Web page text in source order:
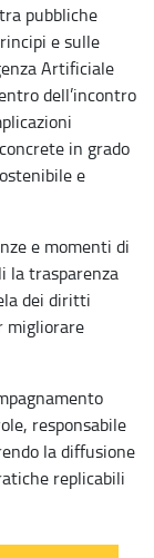
pubbliche
e sulle
Artificiale
dell’incontro
in grado
e
e momenti di
la trasparenza
dei diritti
migliorare
responsabile
la diffusione
replicabili